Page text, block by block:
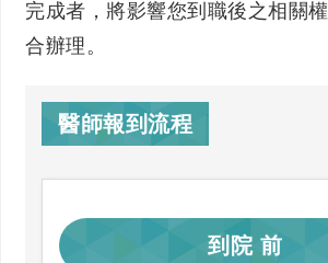
完成者，將影響您到職後之相關
合辦理。
醫師報到流程
到院前